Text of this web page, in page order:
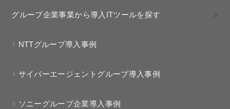
グループ企業事業から導入ITツールを探す
NTTグループ導入事例
サイバーエージェントグループ導入事例
ソニーグループ企業導入事例